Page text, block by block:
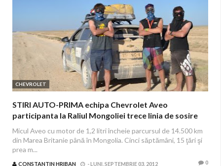
CHEVROLET
STIRI AUTO-PRIMA echipa Chevrolet Aveo
participanta la Raliul Mongoliei trece linia de sosire
Micul Aveo cu motor de 1,2 litri încheie parcursul de 14.500 km
din Marea Britanie până în Mongolia. Cinci săptămâni, 15 ţări şi
prea m...
CONSTANTIN HRIBAN -LUNI, SEPTEMBRIE 03, 2012 0